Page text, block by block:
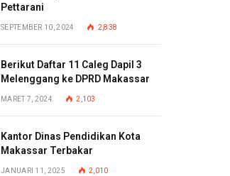
Pettarani
SEPTEMBER 10, 2024 2,838
Berikut Daftar 11 Caleg Dapil 3
Melenggang ke DPRD Makassar
MARET 7, 2024 2,103
Kantor Dinas Pendidikan Kota
Makassar Terbakar
JANUARI 11, 2025 2,010